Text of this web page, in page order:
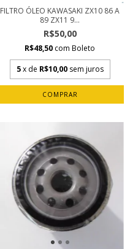
FILTRO ÓLEO KAWASAKI ZX10 86 A
89 ZX11 9...
R$50,00
R$48,50 com Boleto
5 x de R$10,00 sem juros